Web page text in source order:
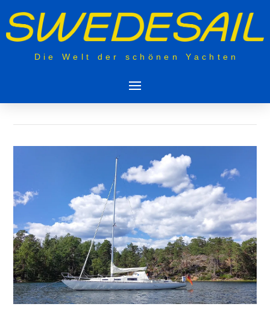
Die Welt der schönen Yachten